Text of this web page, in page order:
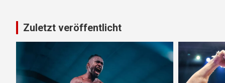
Zuletzt veröffentlicht